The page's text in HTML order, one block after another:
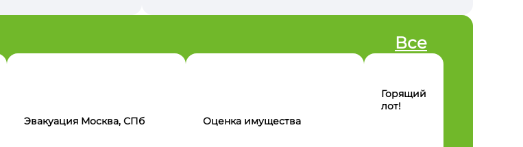
Все
Эвакуация Москва, СПб Оценка имущества
Горящий
лот!